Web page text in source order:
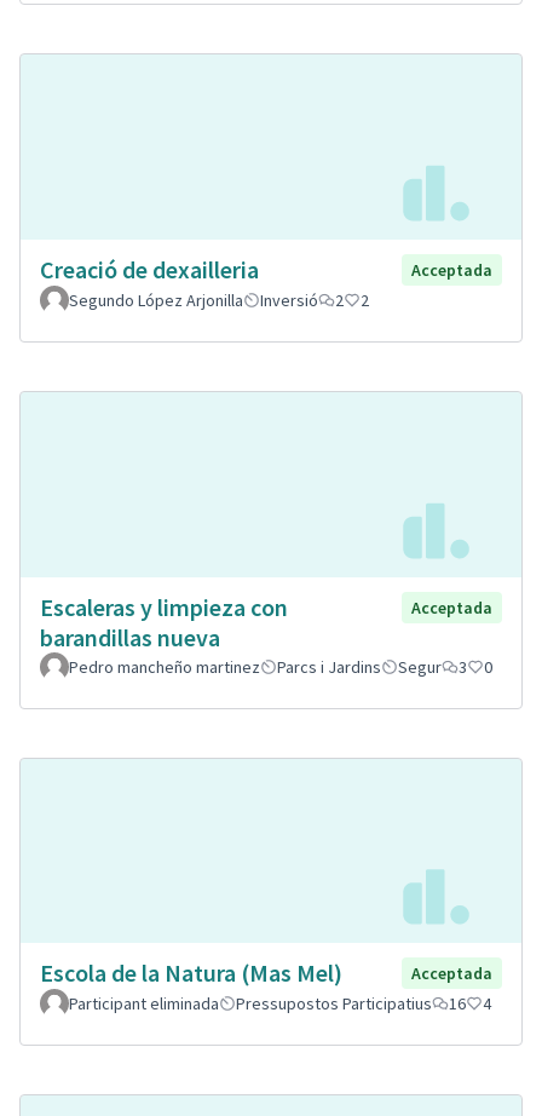
Creació de dexailleria
Acceptada
Segundo López Arjonilla
Inversió 2 2
Escaleras y limpieza con
barandillas nueva
Acceptada
Pedro mancheño martinez Parcs i Jardins Segur 3 0
Escola de la Natura (Mas Mel)
Acceptada
Participant eliminada
Pressupostos Participatius 16 4